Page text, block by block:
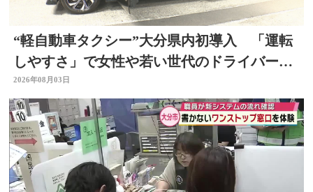
“軽自動車タクシー”大分県内初導入 「運転
しやすさ」で女性や若い世代のドライバー確
保へ
2026年08月03日